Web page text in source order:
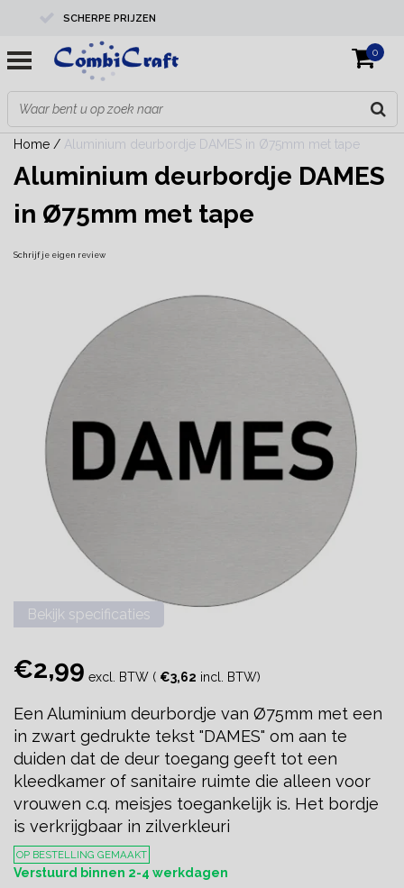
SCHERPE PRIJZEN
PROFESSIONELE KWALITEIT
EXPERTS IN MAATWERK
0
Home / Aluminium deurbordje DAMES in Ø75mm met tape
Aluminium deurbordje DAMES
in Ø75mm met tape
Schrijf je eigen review
Bekijk specificaties
€2,99 excl. BTW ( €3,62 incl. BTW)
Een Aluminium deurbordje van Ø75mm met een
in zwart gedrukte tekst "DAMES" om aan te
duiden dat de deur toegang geeft tot een
kleedkamer of sanitaire ruimte die alleen voor
vrouwen c.q. meisjes toegankelijk is. Het bordje
is verkrijgbaar in zilverkleuri
OP BESTELLING GEMAAKT
Verstuurd binnen 2-4 werkdagen